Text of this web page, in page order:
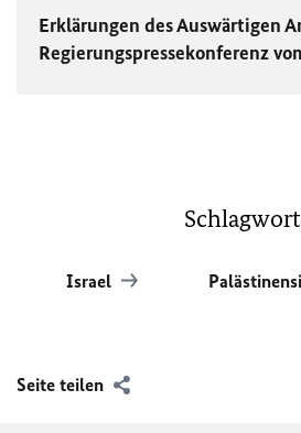
Erklärungen des Auswärtigen
Regierungspressekonferenz
Israel
Seite teilen